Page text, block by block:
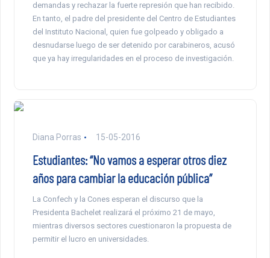
demandas y rechazar la fuerte represión que han recibido.
En tanto, el padre del presidente del Centro de Estudiantes
del Instituto Nacional, quien fue golpeado y obligado a
desnudarse luego de ser detenido por carabineros, acusó
que ya hay irregularidades en el proceso de investigación.
Diana Porras 15-05-2016
Estudiantes: “No vamos a esperar otros diez
años para cambiar la educación pública”
La Confech y la Cones esperan el discurso que la
Presidenta Bachelet realizará el próximo 21 de mayo,
mientras diversos sectores cuestionaron la propuesta de
permitir el lucro en universidades.